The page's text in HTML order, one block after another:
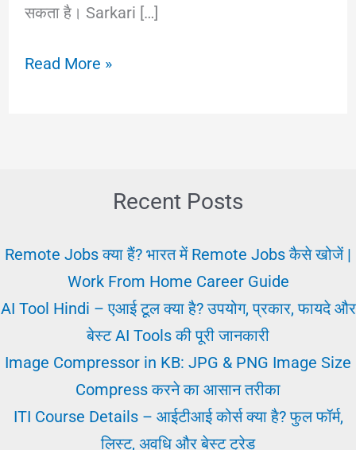
सकता है। Sarkari […]
सरकारी
जांचे
Sarkari
Vacancy
Read More »
Recent Posts
Remote Jobs क्या हैं? भारत में Remote Jobs कैसे खोजें |
Work From Home Career Guide
AI Tool Hindi – एआई टूल क्या है? उपयोग, प्रकार, फायदे और
बेस्ट AI Tools की पूरी जानकारी
Image Compressor in KB: JPG & PNG Image Size
Compress करने का आसान तरीका
ITI Course Details – आईटीआई कोर्स क्या है? फुल फॉर्म,
लिस्ट, अवधि और बेस्ट ट्रेड